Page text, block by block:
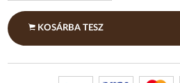
KOSÁRBA TESZ